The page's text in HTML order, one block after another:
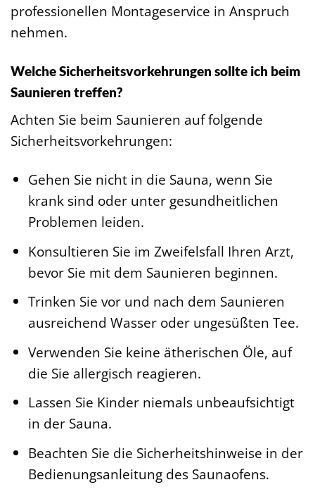
professionellen Montageservice in Anspruch
nehmen.
Welche Sicherheitsvorkehrungen sollte ich beim
Saunieren treffen?
Achten Sie beim Saunieren auf folgende
Sicherheitsvorkehrungen:
Gehen Sie nicht in die Sauna, wenn Sie
krank sind oder unter gesundheitlichen
Problemen leiden.
Konsultieren Sie im Zweifelsfall Ihren Arzt,
bevor Sie mit dem Saunieren beginnen.
Trinken Sie vor und nach dem Saunieren
ausreichend Wasser oder ungesüßten Tee.
Verwenden Sie keine ätherischen Öle, auf
die Sie allergisch reagieren.
Lassen Sie Kinder niemals unbeaufsichtigt
in der Sauna.
Beachten Sie die Sicherheitshinweise in der
Bedienungsanleitung des Saunaofens.